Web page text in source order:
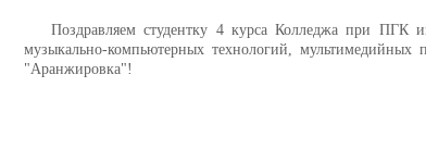
Поздравляем студентку 4 курса Колледжа при ПГК
музыкально-компьютерных технологий,
"Аранжировка"!